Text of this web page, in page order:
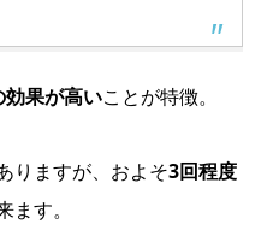
果が高いことが特徴。
りますが、およそ3回程度
す。